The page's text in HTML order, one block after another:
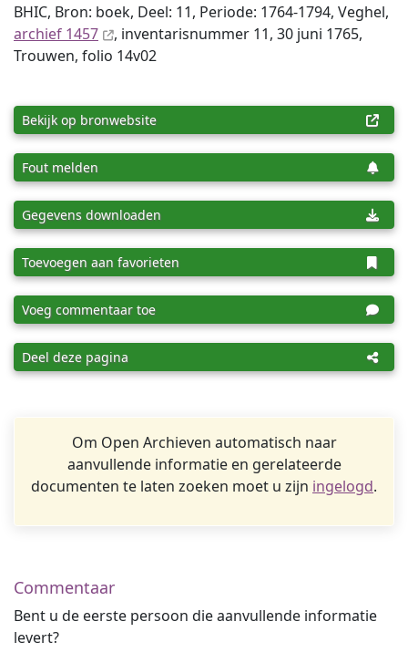
BHIC, Bron: boek, Deel: 11, Periode: 1764-1794, Veghel,
archief 1457
, inventaris­num­mer 11, 30 juni 1765,
Trouwen, folio 14v02
Bekijk op bronwebsite
Fout melden
Gegevens downloaden
Toevoegen aan favorieten
Voeg commentaar toe
Deel deze pagina
Om Open Archieven automatisch naar
aanvullende informatie en gerelateerde
documenten te laten zoeken moet u zijn ingelogd.
Commentaar
Bent u de eerste persoon die aanvullende informatie
levert?